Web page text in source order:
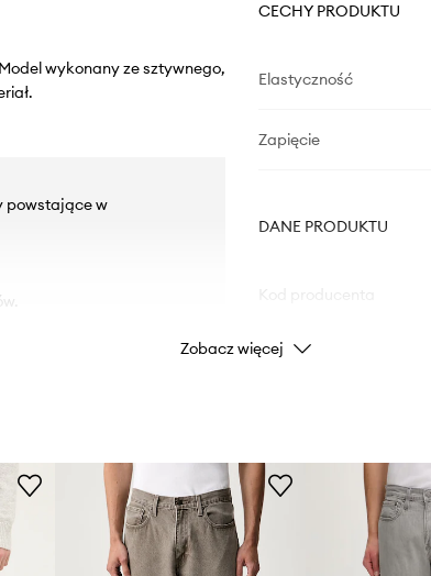
wykonany ze sztywnego,
powstające w
CECHY PRODUKTU
Elastyczność
Zapięcie
DANE PRODUKTU
Kolor
Producent
ID Produktu
Zobacz więcej